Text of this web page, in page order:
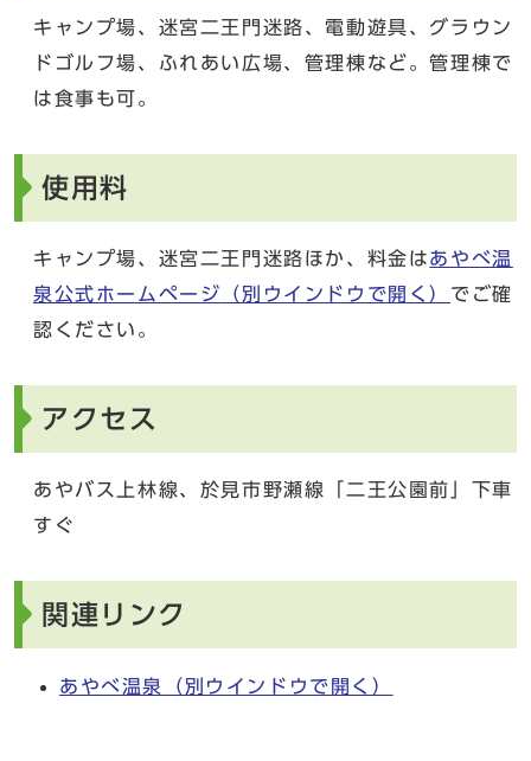
キャンプ場、迷宮二王門迷路、電動遊具、グラウン
ドゴルフ場、ふれあい広場、管理棟など。管理棟で
は食事も可。
使用料
キャンプ場、迷宮二王門迷路ほか、料金はあやべ温
泉公式ホームページ （別ウインドウで開く） でご確
認ください。
アクセス
あやバス上林線、於見市野瀬線「二王公園前」下車
すぐ
関連リンク
あやべ温泉 （別ウインドウで開く）